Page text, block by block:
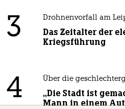
3 Drohnenvorfall am
Das Zeitalter der
Kriegsführung
4 Über die
„Die Stadt ist
Mann in einem